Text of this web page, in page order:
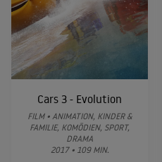
Cars 3 - Evolution
FILM • ANIMATION, KINDER &
FAMILIE, KOMÖDIEN, SPORT,
DRAMA
2017 • 109 MIN.